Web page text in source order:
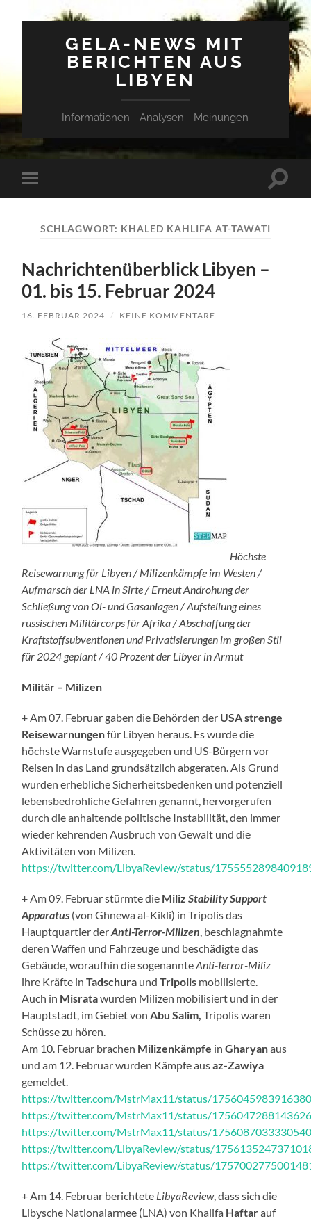
GELA-NEWS MIT
BERICHTEN AUS
LIBYEN
Informationen - Analysen - Meinungen
Mobile-
Menü
SCHLAGWORT: KHALED KAHLIFA AT-TAWATI
Nachrichtenüberblick Libyen –
01. bis 15. Februar 2024
16. FEBRUAR 2024 / KEINE KOMMENTARE
Höchste
Reisewarnung für Libyen / Milizenkämpfe im Westen /
Aufmarsch der LNA in Sirte / Erneut Androhung der
Schließung von Öl- und Gasanlagen / Aufstellung eines
russischen Militärcorps für Afrika / Abschaffung der
Kraftstoffsubventionen und Privatisierungen im großen Stil
für 2024 geplant / 40 Prozent der Libyer in Armut
Militär – Milizen
+ Am 07. Februar gaben die Behörden der USA strenge
Reisewarnungenfür Libyen heraus. Es wurde die
höchste Warnstufe ausgegeben und US-Bürgern vor
Reisen in das Land grundsätzlich abgeraten. Als Grund
wurden erhebliche Sicherheitsbedenken und potenziell
lebensbedrohliche Gefahren genannt, hervorgerufen
durch die anhaltende politische Instabilität, den immer
wieder kehrenden Ausbruch von Gewalt und die
Aktivitäten von Milizen.
https://twitter.com/LibyaReview/status/
+ Am 09. Februar stürmte die MilizStability Support
Apparatus (von Ghnewa al-Kikli) in Tripolis das
Hauptquartier derAnti-Terror-Milizen , beschlagnahmte
deren Waffen und Fahrzeuge und beschädigte das
Gebäude, woraufhin die sogenannteAnti-Terror-Miliz
ihre Kräfte inTadschura undTripolis mobilisierte.
Auch in Misratawurden Milizen mobilisiert und in der
Hauptstadt, im Gebiet von Abu Salim, Tripolis waren
Schüsse zu hören.
Am 10. Februar brachen Milizenkämpfe inGharyanaus
und am 12. Februar wurden Kämpfe ausaz-Zawiya
gemeldet.
https://twitter.com/MstrMax11/status/
https://twitter.com/MstrMax11/status/
https://twitter.com/MstrMax11/status/
https://twitter.com/LibyaReview/status/
https://twitter.com/LibyaReview/status/
+ Am 14. Februar berichtete LibyaReview, dass sich die
Libysche Nationalarmee (LNA) von Khalifa Haftarauf